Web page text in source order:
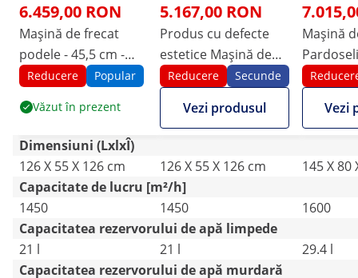
6.459,00 RON
Mașină de frecat
podele - 45,5 cm -
1.450 m²/h
Reducere Popular
Văzut în prezent
5.167,00 RON
Produs cu defecte
estetice Mașină de
frecat podele - 45,5
cm - 1.450 m²/h
Reducere Secunde
Vezi produsul
Mașină
1,600
Vezi
Dimensiuni (LxlxÎ)
126 X 55 X 126 cm
126 X 55 X 126 cm
145 X 80
Capacitate de lucru [m²/h]
1450
1450
1600
Capacitatea rezervorului de apă limpede
21 l
21 l
29.4 l
Capacitatea rezervorului de apă murdară